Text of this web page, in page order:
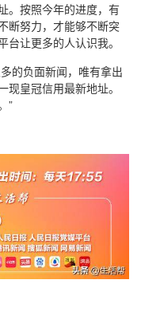
。按照今年的进度，有
断努力，才能够不断突
让更多的人认识我。
的负面新闻，唯有拿出
皇冠信用最新地址。
”